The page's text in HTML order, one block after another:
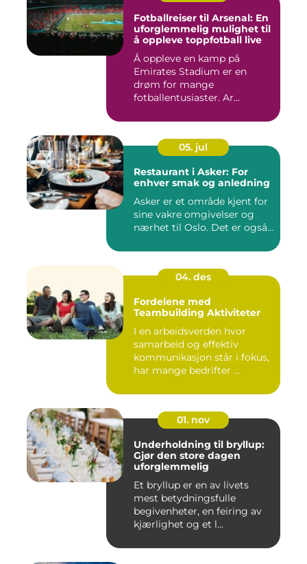
Fotballreiser til Arsenal: En
uforglemmelig mulighet til
å oppleve toppfotball live
Å oppleve en kamp på
Emirates Stadium er en
drøm for mange
fotballentusiaster. Ar...
05. jul
Restaurant i Asker: For
enhver smak og anledning
Asker er et område kjent for
sine vakre omgivelser og
nærhet til Oslo. Det er også...
04. des
Fordelene med
Teambuilding Aktiviteter
I en arbeidsverden hvor
samarbeid og effektiv
kommunikasjon står i fokus,
har mange bedrifter ...
01. nov
Underholdning til bryllup:
Gjør den store dagen
uforglemmelig
Et bryllup er en av livets
mest betydningsfulle
begivenheter, en feiring av
kjærlighet og et l...